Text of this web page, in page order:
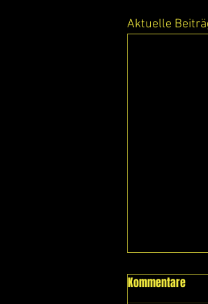
Aktuelle
Kommentare